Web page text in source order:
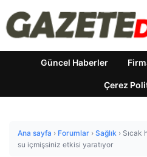
Güncel Haberler
Çerez
Ana sayfa › Forumlar › Sağlık › Sıcak
su içmişsiniz etkisi yaratıyor